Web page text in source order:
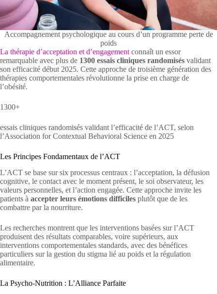
Accompagnement psychologique au cours d’un programme perte de
poids
La thérapie d’acceptation et d’engagement connaît un essor
remarquable avec plus de 1300 essais cliniques randomisés validant
son efficacité début 2025. Cette approche de troisième génération des
thérapies comportementales révolutionne la prise en charge de
l’obésité.
1300+
essais cliniques randomisés validant l’efficacité de l’ACT, selon
l’Association for Contextual Behavioral Science en 2025
Les Principes Fondamentaux de l’ACT
L’ACT se base sur six processus centraux : l’acceptation, la défusion
cognitive, le contact avec le moment présent, le soi observateur, les
valeurs personnelles, et l’action engagée. Cette approche invite les
patients à accepter leurs émotions difficiles plutôt que de les
combattre par la nourriture.
Les recherches montrent que les interventions basées sur l’ACT
produisent des résultats comparables, voire supérieurs, aux
interventions comportementales standards, avec des bénéfices
particuliers sur la gestion du stigma lié au poids et la régulation
alimentaire.
La Psycho-Nutrition : L’Alliance Parfaite